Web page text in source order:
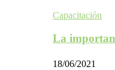
Capacitación
La
18/06/2021